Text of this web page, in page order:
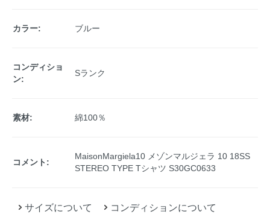
カラー: ブルー
コンディショ
ン:
Sランク
素材: 綿100％
コメント:
MaisonMargiela10 メゾンマルジェラ 10 18SS
STEREO TYPE Tシャツ S30GC0633
サイズについて コンディションについて